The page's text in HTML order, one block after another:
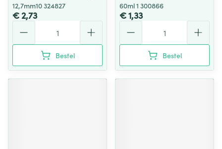
12,7mm10 324827
€ 2,73
Bestel
60ml 1 300866
€ 1,33
Bestel